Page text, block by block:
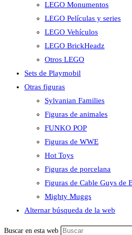
LEGO Monumentos
LEGO Películas y series
LEGO Vehículos
LEGO BrickHeadz
Otros LEGO
Sets de Playmobil
Otras figuras
Sylvanian Families
Figuras de animales
FUNKO POP
Figuras de WWE
Hot Toys
Figuras de porcelana
Figuras de Cable Guys de
Mighty Muggs
Alternar búsqueda de la web
Buscar en esta web